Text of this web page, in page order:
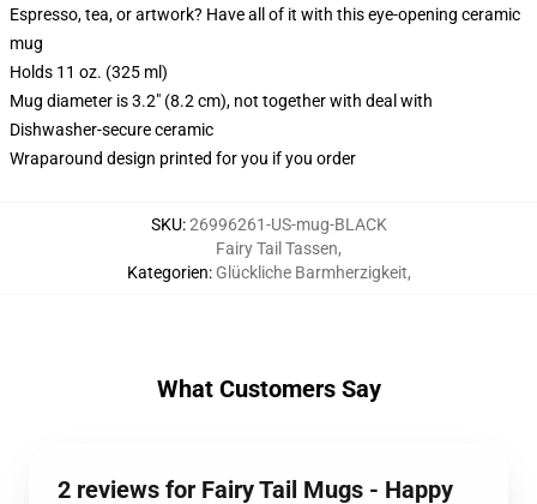
Espresso, tea, or artwork? Have all of it with this eye-opening ceramic
mug
Holds 11 oz. (325 ml)
Mug diameter is 3.2" (8.2 cm), not together with deal with
Dishwasher-secure ceramic
Wraparound design printed for you if you order
SKU:26996261-US-mug-BLACK
Kategorien:
Fairy Tail Tassen,
Glückliche Barmherzigkeit,
What Customers Say
2 reviews for Fairy Tail Mugs - Happy